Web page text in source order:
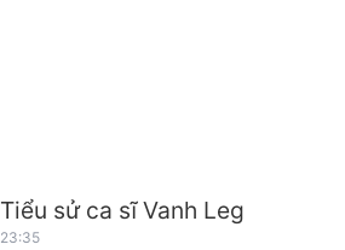
Tiểu sử ca sĩ Vanh Leg
23:35